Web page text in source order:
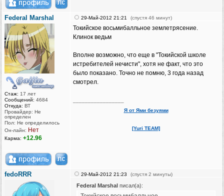
Federal Marshal
Стаж: 17 лет
Сообщений: 4684
Откуда: ВТ
Провайдер: Не
определен
Пол: Не определилось
Он-лайн: Нет
Карма: +12.96
29-Май-2012 21:21 (спустя 46 минут)
Токийское восьмибалльное землетрясение.
Клинок ведьм
Вполне возможно, что еще в "Токийской школе
истребителей нечисти", хотя не факт, что это
было показано. Точно не помню, 3 года назад
смотрел.
Я от Ями безуями
[Yuri TEAM]
fedoRRR 29-Май-2012 21:23 (спустя 2 минуты)
Federal Marshal писал(а):